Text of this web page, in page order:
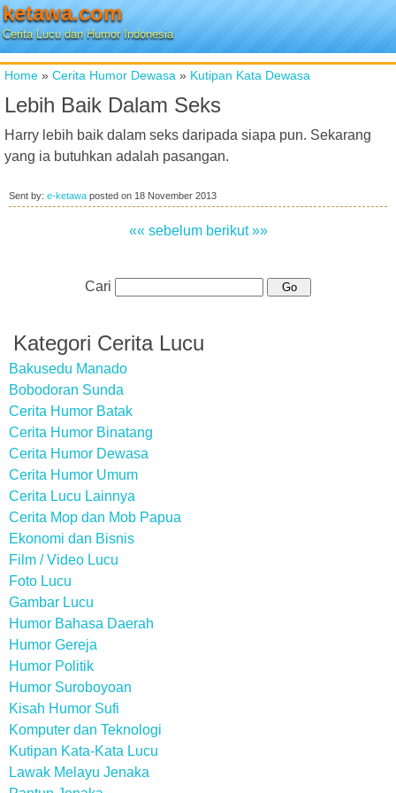
ketawa.com
Cerita Lucu dan Humor Indonesia
Home » Cerita Humor Dewasa » Kutipan Kata Dewasa
Lebih Baik Dalam Seks
Harry lebih baik dalam seks daripada siapa pun. Sekarang
yang ia butuhkan adalah pasangan.
Sent by: e-ketawa posted on 18 November 2013
«« sebelum berikut »»
Cari
Kategori Cerita Lucu
Bakusedu Manado
Bobodoran Sunda
Cerita Humor Batak
Cerita Humor Binatang
Cerita Humor Dewasa
Cerita Humor Umum
Cerita Lucu Lainnya
Cerita Mop dan Mob Papua
Ekonomi dan Bisnis
Film / Video Lucu
Foto Lucu
Gambar Lucu
Humor Bahasa Daerah
Humor Gereja
Humor Politik
Humor Suroboyoan
Kisah Humor Sufi
Komputer dan Teknologi
Kutipan Kata-Kata Lucu
Lawak Melayu Jenaka